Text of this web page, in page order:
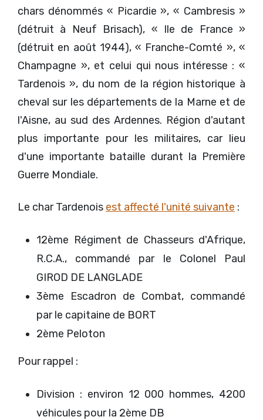
chars dénommés « Picardie », « Cambresis »
(détruit à Neuf Brisach), « Ile de France »
(détruit en août 1944), « Franche-Comté », «
Champagne », et celui qui nous intéresse : «
Tardenois », du nom de la région historique à
cheval sur les départements de la Marne et de
l'Aisne, au sud des Ardennes. Région d'autant
plus importante pour les militaires, car lieu
d'une importante bataille durant la Première
Guerre Mondiale.
Le char Tardenois est affecté l'unité suivante :
12ème Régiment de Chasseurs d'Afrique,
R.C.A., commandé par le Colonel Paul
GIROD DE LANGLADE
3ème Escadron de Combat, commandé
par le capitaine de BORT
2ème Peloton
Pour rappel :
Division : environ 12 000 hommes, 4200
véhicules pour la 2ème DB